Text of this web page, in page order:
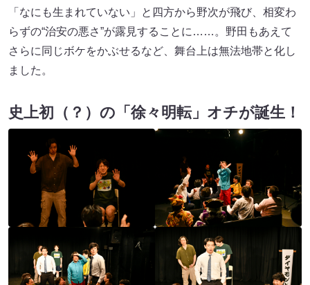
「なにも生まれていない」と四方から野次が飛び、相変わ
らずの“治安の悪さ”が露見することに……。野田もあえて
さらに同じボケをかぶせるなど、舞台上は無法地帯と化し
ました。
史上初（？）の「徐々明転」オチが誕生！